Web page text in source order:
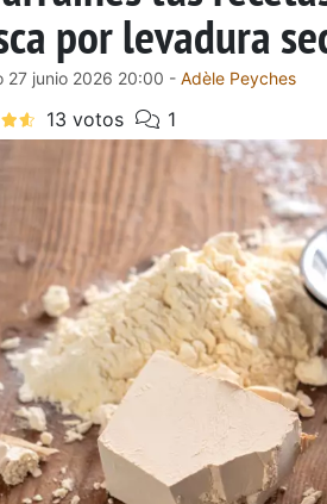
por levadura
27 junio 2026 20:00 - Adèle Peyches